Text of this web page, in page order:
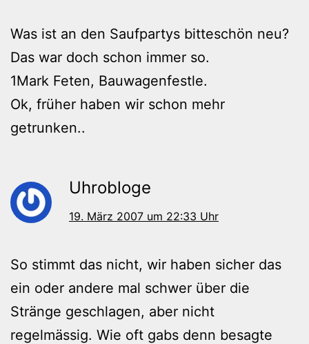
Was ist an den Saufpartys bitteschön neu?
Das war doch schon immer so.
1Mark Feten, Bauwagenfestle.
Ok, früher haben wir schon mehr
getrunken..
Uhrobloge
19. März 2007 um 22:33 Uhr
So stimmt das nicht, wir haben sicher das
ein oder andere mal schwer über die
Stränge geschlagen, aber nicht
regelmässig. Wie oft gabs denn besagte